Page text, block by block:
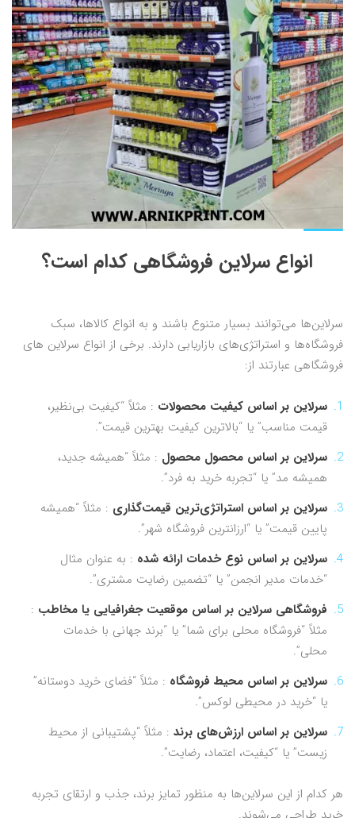
انواع سرلاین فروشگاهی کدام است؟
سرلاین‌ها می‌توانند بسیار متنوع باشند و به انواع کالاها، سبک
فروشگاه‌ها و استراتژی‌های بازاریابی دارند. برخی از انواع سرلاین های
فروشگاهی عبارتند از:
سرلاین بر اساس کیفیت محصولات : مثلاً “کیفیت بی‌نظیر،
قیمت مناسب” یا “بالاترین کیفیت بهترین قیمت”.
سرلاین بر اساس محصول محصول : مثلاً “همیشه جدید،
همیشه مد” یا “تجربه خرید به فرد”.
سرلاین بر اساس استراتژی‌ترین قیمت‌گذاری : مثلاً “همیشه
پایین‌ قیمت” یا “ارزانترین فروشگاه شهر”.
سرلاین بر اساس نوع خدمات ارائه شده : به عنوان مثال
“خدمات مدیر انجمن” یا “تضمین رضایت مشتری”.
فروشگاهی سرلاین بر اساس موقعیت جغرافیایی یا مخاطب :
مثلاً “فروشگاه محلی برای شما” یا “برند جهانی با خدمات
محلی”.
سرلاین بر اساس محیط فروشگاه : مثلاً “فضای خرید دوستانه”
یا “خرید در محیطی لوکس”.
سرلاین بر اساس ارزش‌های برند : مثلاً “پشتیبانی از محیط
زیست” یا “کیفیت، اعتماد، رضایت”.
هر کدام از این سرلاین‌ها به منظور تمایز برند، جذب و ارتقای تجربه